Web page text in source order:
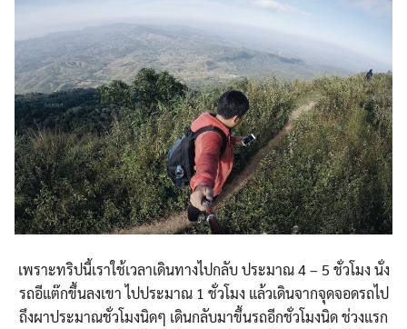
เพราะทริปนี้เราใช้เวลาเดินทางไปกลับ ประมาณ 4 – 5 ชั่วโมง นั่ง
รถอีแต๊กขึ้นลงเขา ไปประมาณ 1 ชั่วโมง แล้วเดินจากจุดจอดรถไป
ถึงผาประมาณชั่วโมงนิดๆ เดินกลับมาขึ้นรถอีกชั่วโมงนิด ช่วงแรก